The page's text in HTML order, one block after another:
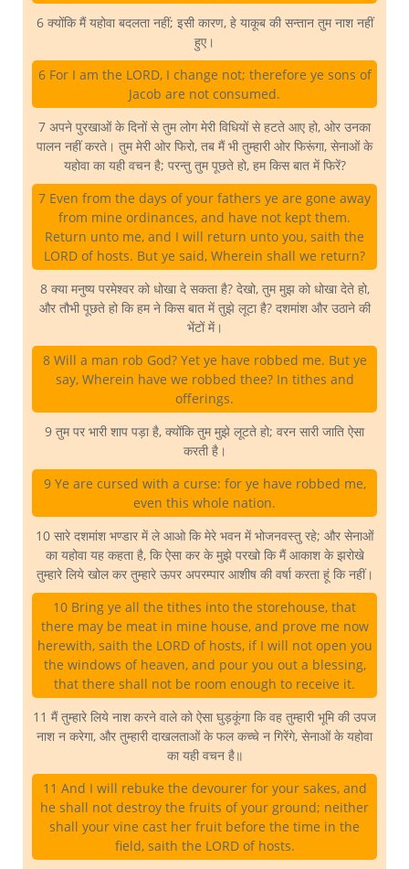
6 क्योंकि मैं यहोवा बदलता नहीं; इसी कारण, हे याकूब की सन्तान तुम नाश नहीं
हुए।
6 For I am the LORD, I change not; therefore ye sons of
Jacob are not consumed.
7 अपने पुरखाओं के दिनों से तुम लोग मेरी विधियों से हटते आए हो, ओर उनका
पालन नहीं करते। तुम मेरी ओर फिरो, तब मैं भी तुम्हारी ओर फिरूंगा, सेनाओं के
यहोवा का यही वचन है; परन्तु तुम पूछते हो, हम किस बात में फिरें?
7 Even from the days of your fathers ye are gone away
from mine ordinances, and have not kept them.
Return unto me, and I will return unto you, saith the
LORD of hosts. But ye said, Wherein shall we return?
8 क्या मनुष्य परमेश्वर को धोखा दे सकता है? देखो, तुम मुझ को धोखा देते हो,
और तौभी पूछते हो कि हम ने किस बात में तुझे लूटा है? दशमांश और उठाने की
भेंटों में।
8 Will a man rob God? Yet ye have robbed me. But ye
say, Wherein have we robbed thee? In tithes and
offerings.
9 तुम पर भारी शाप पड़ा है, क्योंकि तुम मुझे लूटते हो; वरन सारी जाति ऐसा
करती है।
9 Ye are cursed with a curse: for ye have robbed me,
even this whole nation.
10 सारे दशमांश भण्डार में ले आओ कि मेरे भवन में भोजनवस्तु रहे; और सेनाओं
का यहोवा यह कहता है, कि ऐसा कर के मुझे परखो कि मैं आकाश के झरोखे
तुम्हारे लिये खोल कर तुम्हारे ऊपर अपरम्पार आशीष की वर्षा करता हूं कि नहीं।
10 Bring ye all the tithes into the storehouse, that
there may be meat in mine house, and prove me now
herewith, saith the LORD of hosts, if I will not open you
the windows of heaven, and pour you out a blessing,
that there shall not be room enough to receive it.
11 मैं तुम्हारे लिये नाश करने वाले को ऐसा घुड़कूंगा कि वह तुम्हारी भूमि की उपज
नाश न करेगा, और तुम्हारी दाखलताओं के फल कच्चे न गिरेंगे, सेनाओं के यहोवा
का यही वचन है॥
11 And I will rebuke the devourer for your sakes, and
he shall not destroy the fruits of your ground; neither
shall your vine cast her fruit before the time in the
field, saith the LORD of hosts.